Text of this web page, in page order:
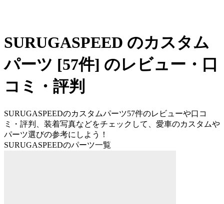
SURUGASPEED のカスタム
パーツ [57件] のレビュー・口
コミ・評判
SURUGASPEEDのカスタムパーツ57件のレビューや口コ
ミ・評判、装着写真などをチェックして、愛車のカスタムや
パーツ選びの参考にしよう！
SURUGASPEEDのパーツ一覧